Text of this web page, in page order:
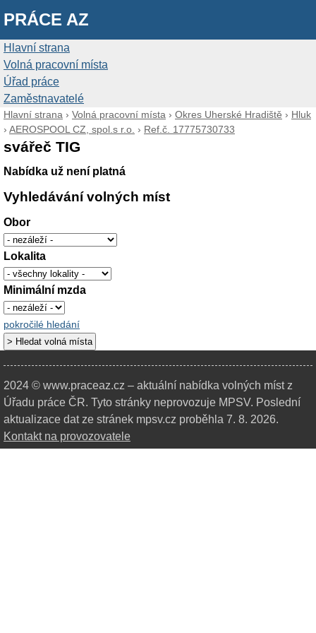
PRÁCE AZ
Hlavní strana
Volná pracovní místa
Úřad práce
Zaměstnavatelé
Hlavní strana › Volná pracovní místa › Okres Uherské Hradiště › Hluk
› AEROSPOOL CZ, spol.s r.o. › Ref.č. 17775730733
svářeč TIG
Nabídka už není platná
Vyhledávání volných míst
Obor
Lokalita
Minimální mzda
pokročilé hledání
2024 © www.praceaz.cz – aktuální nabídka volných míst z
Úřadu práce ČR. Tyto stránky neprovozuje MPSV. Poslední
aktualizace dat ze stránek mpsv.cz proběhla 7. 8. 2026.
Kontakt na provozovatele